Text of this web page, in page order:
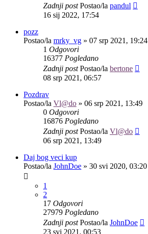
Zadnji postPostao/la pandul
16 sij 2022, 17:54
pozz
Postao/la mrky_vg » 07 srp 2021, 19:24
1 Odgovori
16377 Pogledano
Zadnji postPostao/la bertone
08 srp 2021, 06:57
Pozdrav
Postao/la Vl@do » 06 srp 2021, 13:49
0 Odgovori
16876 Pogledano
Zadnji postPostao/la Vl@do
06 srp 2021, 13:49
Daj bog veci kup
Postao/la JohnDoe » 30 svi 2020, 03:20
1
2
17 Odgovori
27979 Pogledano
Zadnji postPostao/la JohnDoe
23 svi 2021, 00:53